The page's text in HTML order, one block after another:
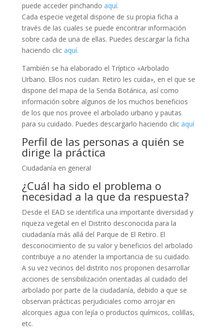
puede acceder pinchando aquí.
Cada especie vegetal dispone de su propia ficha a
través de las cuales se puede encontrar información
sobre cada de una de ellas. Puedes descargar la ficha
haciendo clic aquí.
También se ha elaborado el Tríptico «Arbolado
Urbano. Ellos nos cuidan. Retiro les cuida», en el que se
dispone del mapa de la Senda Botánica, así como
información sobre algunos de los muchos beneficios
de los que nos provee el arbolado urbano y pautas
para su cuidado. Puedes descargarlo haciendo clic aquí
Perfil de las personas a quién se
dirige la práctica
Ciudadanía en general
¿Cuál ha sido el problema o
necesidad a la que da respuesta?
Desde el EAD se identifica una importante diversidad y
riqueza vegetal en el Distrito desconocida para la
ciudadanía más allá del Parque de El Retiro. El
desconocimiento de su valor y beneficios del arbolado
contribuye a no atender la importancia de su cuidado.
A su vez vecinos del distrito nos proponen desarrollar
acciones de sensibiilización orientadas al cuidado del
arbolado por parte de la ciudadanía, debido a que se
observan prácticas perjudiciales como arrojar en
alcorques agua con lejía o productos químicos, colillas,
etc.